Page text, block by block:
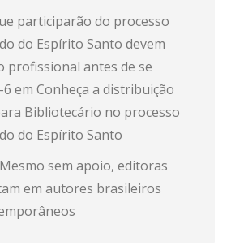
participarão do processo
do Espírito Santo devem
profissional antes de se
6 em Conheça a distribuição
Bibliotecário no processo
do Espírito Santo
Mesmo sem apoio, editoras
em autores brasileiros